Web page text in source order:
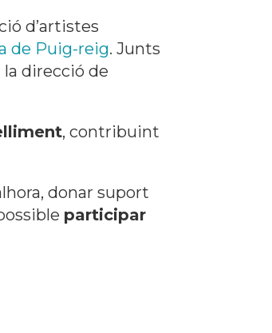
d’artistes
de Puig-reig. Junts
direcció de
, contribuint
donar suport
participar